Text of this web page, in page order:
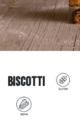
Biscotti